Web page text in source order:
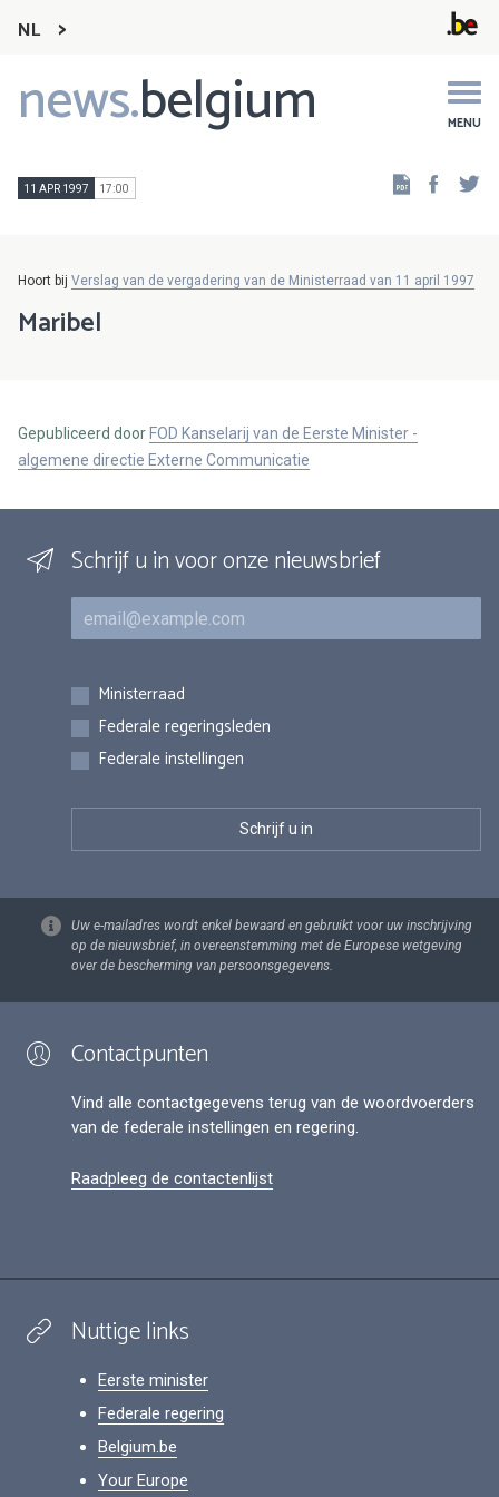
NL
news.belgium MENU
Main
navigation
11 APR 1997 17:00
Hoort bij Verslag van de vergadering van de Ministerraad van 11 april 1997
Maribel
Gepubliceerd door FOD Kanselarij van de Eerste Minister -
algemene directie Externe Communicatie
Schrijf u in voor onze nieuwsbrief
E-mail
Inschrijvingen
Ministerraad
Federale regeringsleden
Federale instellingen
Uw e-mailadres wordt enkel bewaard en gebruikt voor uw inschrijving
op de nieuwsbrief, in overeenstemming met de Europese wetgeving
over de bescherming van persoonsgegevens.
Contactpunten
Vind alle contactgegevens terug van de woordvoerders
van de federale instellingen en regering.
Raadpleeg de contactenlijst
Nuttige links
Eerste minister
Federale regering
Belgium.be
Your Europe